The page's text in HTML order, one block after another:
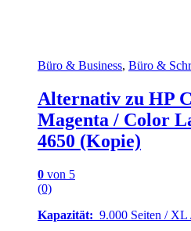
Büro & Business, Büro &
Alternativ zu HP
Magenta / Color
4650 (Kopie)
0 von 5
(0)
Kapazität: 9.000 Seiten / XL